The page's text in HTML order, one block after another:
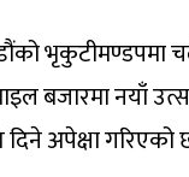
भृकुटीमण्डपमा
बजारमा नयाँ
दिने अपेक्षा गरिएको